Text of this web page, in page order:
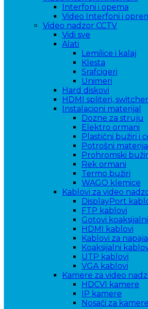
Interfoni i opema
Video Interfoni i
Video nadzor CCTV
Vidi sve
Alati
Lemilice i kalaj
Klesta
Srafcigeri
Unimeri
Hard diskovi
HDMI spliteri,
Instalacioni materijal
Dozne za struju
Elektro ormani
Plastični bužiri i
Potrošni materijal
Prohromski
Rek ormani
Termo bužiri
WAGO klemice
Kablovi za video
DisplayPort
FTP kablovi
Gotovi
HDMI kablovi
Kablovi za
Koaksijalni
UTP kablovi
VGA kablovi
Kamere za video
HDCVI kamere
IP kamere
Nosači za kamere